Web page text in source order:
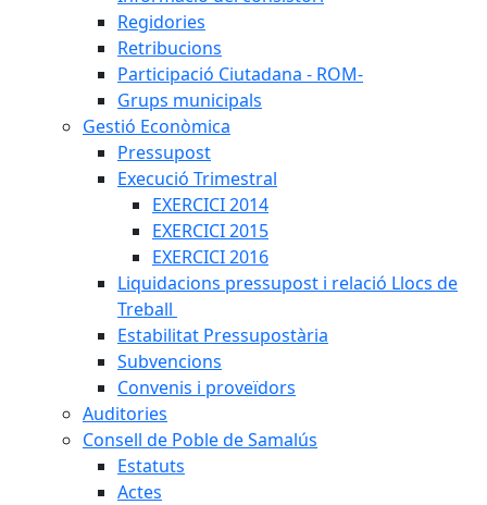
Regidories
Retribucions
Participació Ciutadana - ROM-
Grups municipals
Gestió Econòmica
Pressupost
Execució Trimestral
EXERCICI 2014
EXERCICI 2015
EXERCICI 2016
Liquidacions pressupost i relació Llocs de
Treball
Estabilitat Pressupostària
Subvencions
Convenis i proveïdors
Auditories
Consell de Poble de Samalús
Estatuts
Actes